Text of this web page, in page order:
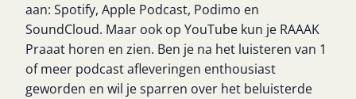
aan: Spotify, Apple Podcast, Podimo en
SoundCloud. Maar ook op YouTube kun je RAAAK
Praaat horen en zien. Ben je na het luisteren van 1
of meer podcast afleveringen enthousiast
geworden en wil je sparren over het beluisterde